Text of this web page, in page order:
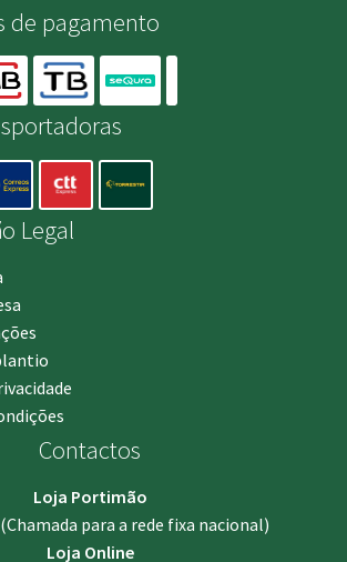
de pagamento
Legal
Contactos
Loja Portimão
(Chamada para a rede fixa nacional)
Loja Online